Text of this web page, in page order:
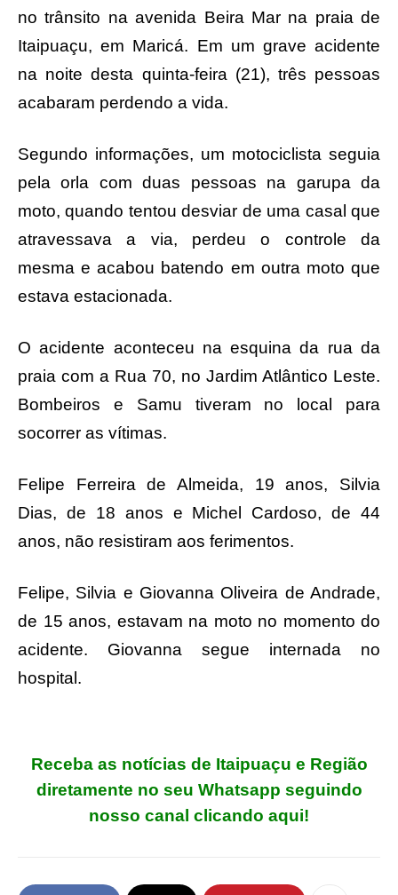
no trânsito na avenida Beira Mar na praia de
Itaipuaçu, em Maricá. Em um grave acidente
na noite desta quinta-feira (21), três pessoas
acabaram perdendo a vida.
Segundo informações, um motociclista seguia
pela orla com duas pessoas na garupa da
moto, quando tentou desviar de uma casal que
atravessava a via, perdeu o controle da
mesma e acabou batendo em outra moto que
estava estacionada.
O acidente aconteceu na esquina da rua da
praia com a Rua 70, no Jardim Atlântico Leste.
Bombeiros e Samu tiveram no local para
socorrer as vítimas.
Felipe Ferreira de Almeida, 19 anos, Silvia
Dias, de 18 anos e Michel Cardoso, de 44
anos, não resistiram aos ferimentos.
Felipe, Silvia e Giovanna Oliveira de Andrade,
de 15 anos, estavam na moto no momento do
acidente. Giovanna segue internada no
hospital.
Receba as notícias de Itaipuaçu e Região
diretamente no seu Whatsapp seguindo
nosso canal clicando aqui!